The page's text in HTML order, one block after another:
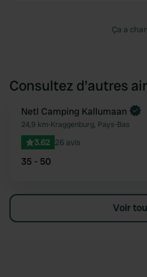
Ça a
Consultez d'autres
Reserve maintenant
Netl Camping Kallumaan
24,9 km•Kraggenburg, Pays-Bas
3.62 26 avis
35 - 50
Voir